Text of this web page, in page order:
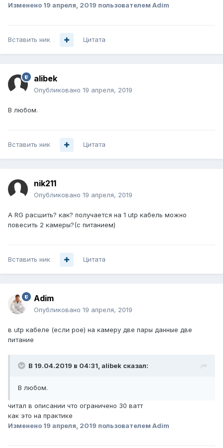
Изменено 19 апреля, 2019 пользователем Adim
Вставить ник Цитата
alibek
Опубликовано 19 апреля, 2019
В любом.
Вставить ник Цитата
nik211
Опубликовано 19 апреля, 2019
А RG расшить? как? получается на 1 utp кабель можно
повесить 2 камеры?(с питанием)
Вставить ник Цитата
Adim
Опубликовано 19 апреля, 2019
в utp кабеле (если poe) на камеру две пары данные две
питание
В 19.04.2019 в 04:31, alibek сказал:
В любом.
читал в описании что ограничено 30 ватт
как это на практике
Изменено 19 апреля, 2019 пользователем Adim